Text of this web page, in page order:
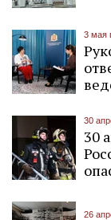
3 мая
30
30
26